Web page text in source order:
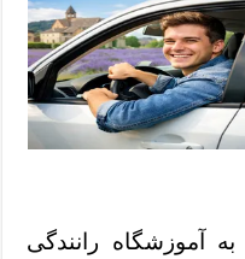
به آموزشگاه رانندگی